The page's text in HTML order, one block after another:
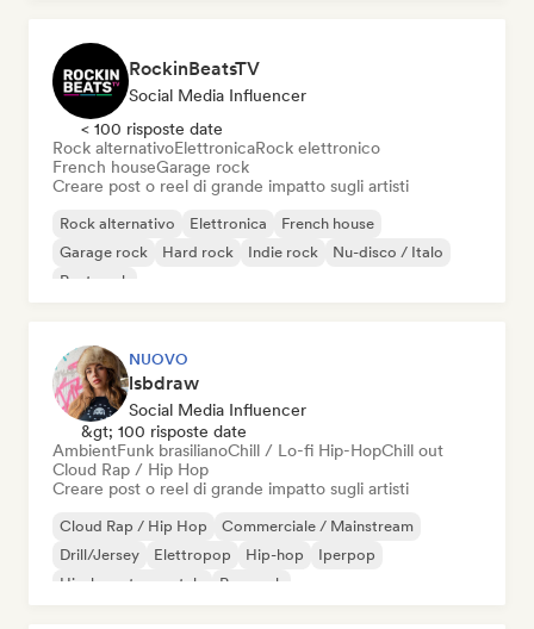
RockinBeatsTV
Social Media Influencer
< 100 risposte date
Rock alternativoElettronicaRock elettronico
French houseGarage rock
Creare post o reel di grande impatto sugli artisti
Rock alternativo Elettronica
French house
Garage rock
Hard rock Indie rock
Nu-disco / Italo
Post punk
NUOVO
lsbdraw
Social Media Influencer
&gt; 100 risposte date
AmbientFunk brasilianoChill / Lo-fi Hip-HopChill out
Cloud Rap / Hip Hop
Creare post o reel di grande impatto sugli artisti
Cloud Rap / Hip Hop
Commerciale / Mainstream
Drill/Jersey
Elettropop Hip-hop
Iperpop
Hip-hop strumentale
Pop rock